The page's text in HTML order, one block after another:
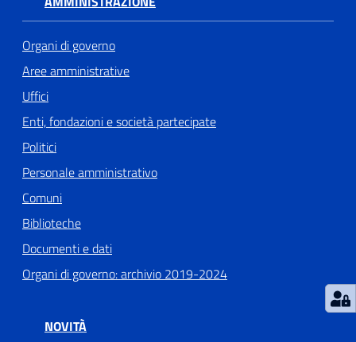
Organi di governo
Aree amministrative
Uffici
Enti, fondazioni e società partecipate
Politici
Personale amministrativo
Comuni
Biblioteche
Documenti e dati
Organi di governo: archivio 2019-2024
NOVITÀ